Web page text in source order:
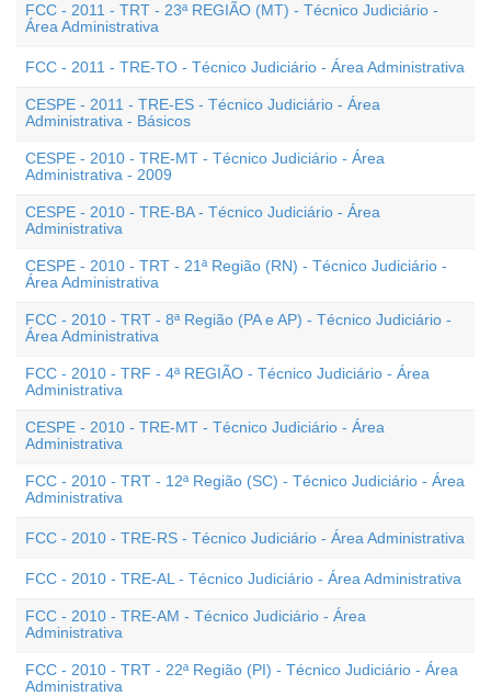
FCC - 2011 - TRT - 23ª REGIÃO (MT) - Técnico Judiciário -
Área Administrativa
FCC - 2011 - TRE-TO - Técnico Judiciário - Área Administrativa
CESPE - 2011 - TRE-ES - Técnico Judiciário - Área
Administrativa - Básicos
CESPE - 2010 - TRE-MT - Técnico Judiciário - Área
Administrativa - 2009
CESPE - 2010 - TRE-BA - Técnico Judiciário - Área
Administrativa
CESPE - 2010 - TRT - 21ª Região (RN) - Técnico Judiciário -
Área Administrativa
FCC - 2010 - TRT - 8ª Região (PA e AP) - Técnico Judiciário -
Área Administrativa
FCC - 2010 - TRF - 4ª REGIÃO - Técnico Judiciário - Área
Administrativa
CESPE - 2010 - TRE-MT - Técnico Judiciário - Área
Administrativa
FCC - 2010 - TRT - 12ª Região (SC) - Técnico Judiciário - Área
Administrativa
FCC - 2010 - TRE-RS - Técnico Judiciário - Área Administrativa
FCC - 2010 - TRE-AL - Técnico Judiciário - Área Administrativa
FCC - 2010 - TRE-AM - Técnico Judiciário - Área
Administrativa
FCC - 2010 - TRT - 22ª Região (PI) - Técnico Judiciário - Área
Administrativa